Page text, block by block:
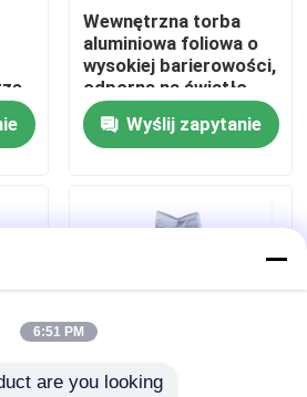
Wewnętrzna torba
aluminiowa foliowa o
wysokiej barierowości,
odporna na światło,
do worków
kontenerowych dla
baterii litowych,
Wyślij zapytanie
6:51 PM
are you looking